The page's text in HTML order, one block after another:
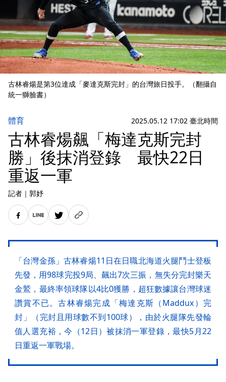
古林睿煬是第3位達成「麥達克斯完封」的台灣旅日投手。（翻攝自
統一獅臉書）
體育 2025.05.12 17:02 臺北時間
古林睿煬飆「梅達克斯完封
勝」後抹消登錄 最快22日
重返一軍
記者 ｜ 郭妤
「台灣金孫」古林睿煬11日在日職北海道火腿鬥士登板
先發，用98球完投9局、飆出7次三振，無失分完封樂天
金鷲，最終率領球隊以4比0獲勝，超狂數據讓台灣球迷
讚賞不已。古林睿煬完成「梅達克斯（Maddux）完
封」（完封且用球數不到100球），由於火腿隊先發輪
值人選充裕，今（12日）被抹消一軍登錄，最快5月22
日重返一軍戰場。